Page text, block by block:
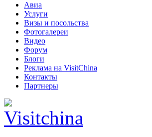
Авиа
Услуги
Визы и посольства
Фотогалереи
Видео
Форум
Блоги
Реклама на VisitChina
Контакты
Партнеры